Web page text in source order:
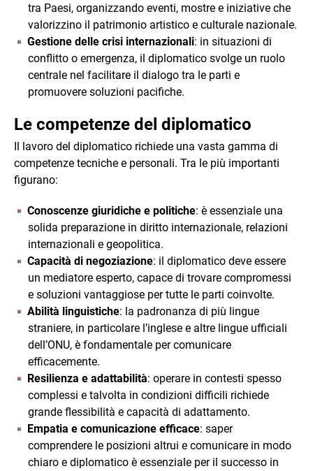
tra Paesi, organizzando eventi, mostre e iniziative che
valorizzino il patrimonio artistico e culturale nazionale.
Gestione delle crisi internazionali: in situazioni di
conflitto o emergenza, il diplomatico svolge un ruolo
centrale nel facilitare il dialogo tra le parti e
promuovere soluzioni pacifiche.
Le competenze del diplomatico
Il lavoro del diplomatico richiede una vasta gamma di
competenze tecniche e personali. Tra le più importanti
figurano:
Conoscenze giuridiche e politiche: è essenziale una
solida preparazione in diritto internazionale, relazioni
internazionali e geopolitica.
Capacità di negoziazione: il diplomatico deve essere
un mediatore esperto, capace di trovare compromessi
e soluzioni vantaggiose per tutte le parti coinvolte.
Abilità linguistiche: la padronanza di più lingue
straniere, in particolare l’inglese e altre lingue ufficiali
dell’ONU, è fondamentale per comunicare
efficacemente.
Resilienza e adattabilità: operare in contesti spesso
complessi e talvolta in condizioni difficili richiede
grande flessibilità e capacità di adattamento.
Empatia e comunicazione efficace: saper
comprendere le posizioni altrui e comunicare in modo
chiaro e diplomatico è essenziale per il successo in